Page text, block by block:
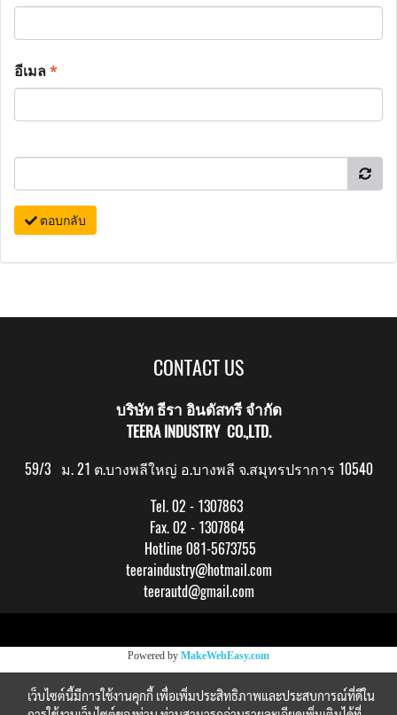
อีเมล*
ตอบกลับ
CONTACT US
บริษัท ธีรา อินดัสทรี จำกัด
TEERA INDUSTRY CO.,LTD.
59/3 ม. 21 ต.บางพลีใหญ่ อ.บางพลี จ.สมุทรปราการ 10540
Tel. 02 - 1307863
Fax. 02 - 1307864
Hotline 081-5673755
teeraindustry@hotmail.com
teerautd@gmail.com
Powered by MakeWebEasy.com
เว็บไซต์นี้มีการใช้งานคุกกี้ เพื่อเพิ่มประสิทธิภาพและประสบการณ์ที่ดีใน